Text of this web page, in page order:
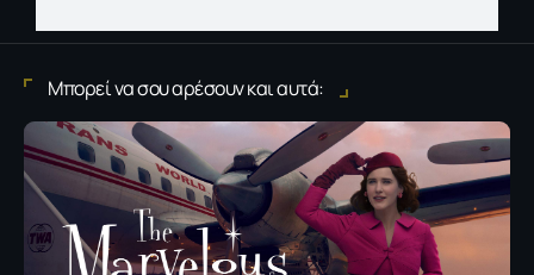
Μπορεί να σου αρέσουν και αυτά: